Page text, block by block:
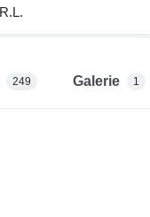
249 Galerie 1